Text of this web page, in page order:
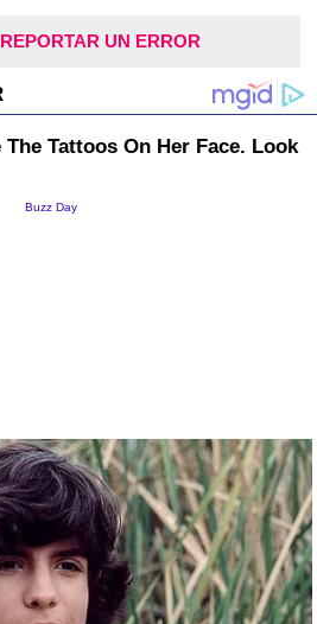
REPORTAR UN ERROR